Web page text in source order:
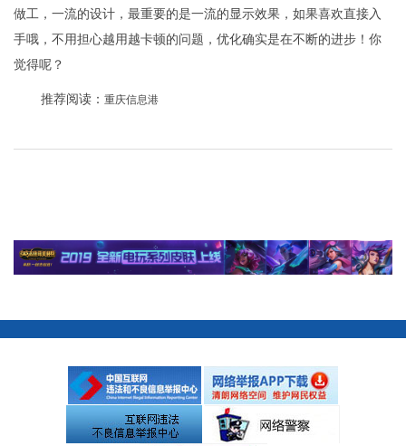
做工，一流的设计，最重要的是一流的显示效果，如果喜欢直接入
手哦，不用担心越用越卡顿的问题，优化确实是在不断的进步！你
觉得呢？
推荐阅读： 重庆信息港